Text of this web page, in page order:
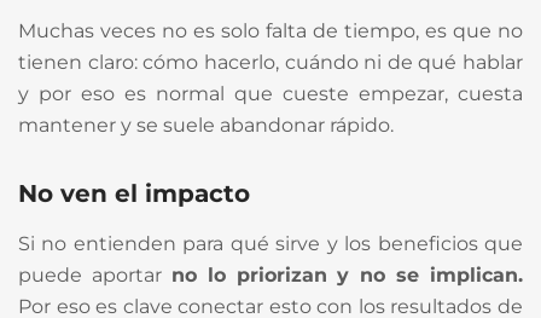
Muchas veces no es solo falta de tiempo, es que no
tienen claro: cómo hacerlo, cuándo ni de qué hablar
y por eso es normal que cueste empezar, cuesta
mantener y se suele abandonar rápido.
No ven el impacto
Si no entienden para qué sirve y los beneficios que
puede aportar no lo priorizan y no se implican.
Por eso es clave conectar esto con los resultados de